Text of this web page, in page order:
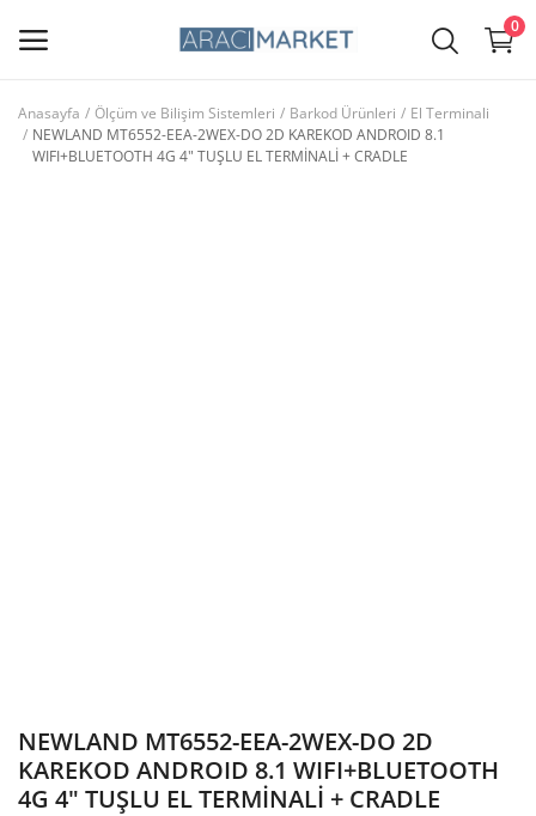
0
Ana Menü
Anasayfa Ölçüm ve Bilişim Sistemleri Barkod Ürünleri
El Terminali
NEWLAND MT6552-EEA-2WEX-DO 2D KAREKOD ANDROID 8.1
WIFI+BLUETOOTH 4G 4" TUŞLU EL TERMİNALİ + CRADLE
NEWLAND MT6552-EEA-2WEX-DO 2D
KAREKOD ANDROID 8.1 WIFI+BLUETOOTH
4G 4" TUŞLU EL TERMİNALİ + CRADLE